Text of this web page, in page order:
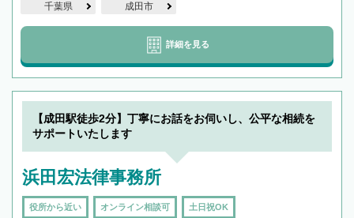
千葉県 成田市
詳細を見る
【成田駅徒歩2分】丁寧にお話をお伺いし、公平な相続を
サポートいたします
浜田宏法律事務所
役所から近い オンライン相談可 土日祝OK